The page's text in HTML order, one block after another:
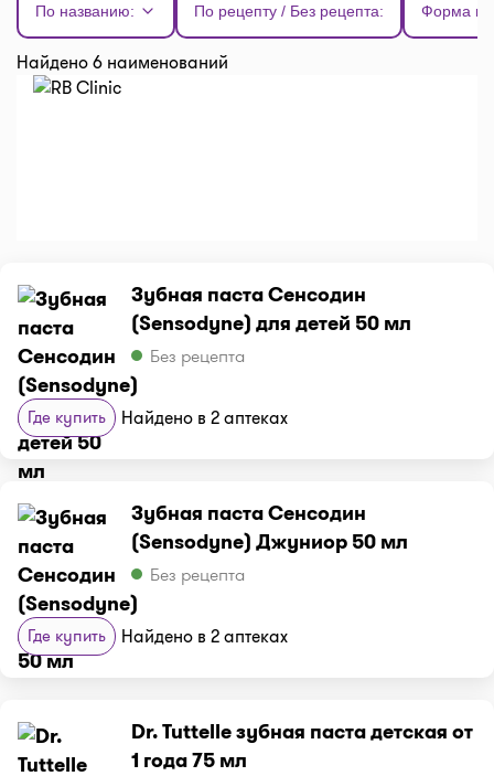
По названию: По рецепту / Без рецепта: Форма
Найдено 6 наименований
Зубная паста Сенсодин
(Sensodyne) для детей 50 мл
Без рецепта
Где купить Найдено в 2 аптеках
Зубная паста Сенсодин
(Sensodyne) Джуниор 50 мл
Без рецепта
Где купить Найдено в 2 аптеках
Dr. Tuttelle зубная паста детская от
1 года 75 мл